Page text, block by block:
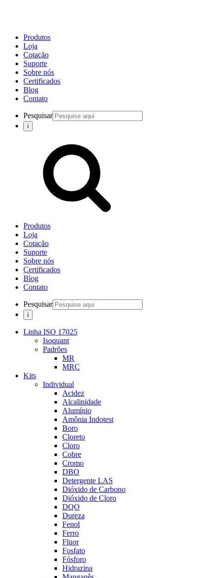
Produtos
Loja
Cotação
Suporte
Sobre nós
Certificados
Blog
Contato
Pesquisar
Produtos
Loja
Cotação
Suporte
Sobre nós
Certificados
Blog
Contato
Pesquisar
Linha ISO 17025
Isoquant
Padrões
MR
MRC
Kits
Individual
Acidez
Alcalinidade
Alumínio
Amônia Indotest
Boro
Cloreto
Cloro
Cobre
Cromo
DBO
Detergente LAS
Dióxido de Carbono
Dióxido de Cloro
DQO
Dureza
Fenol
Ferro
Fluor
Fosfato
Fósforo
Hidrazina